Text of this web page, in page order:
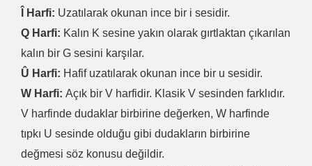
Î Harfi: Uzatılarak okunan ince bir i sesidir.
Q Harfi: Kalın K sesine yakın olarak gırtlaktan çıkarılan
kalın bir G sesini karşılar.
Û Harfi: Hafif uzatılarak okunan ince bir u sesidir.
W Harfi: Açık bir V harfidir. Klasik V sesinden farklıdır.
V harfinde dudaklar birbirine değerken, W harfinde
tıpkı U sesinde olduğu gibi dudakların birbirine
değmesi söz konusu değildir.